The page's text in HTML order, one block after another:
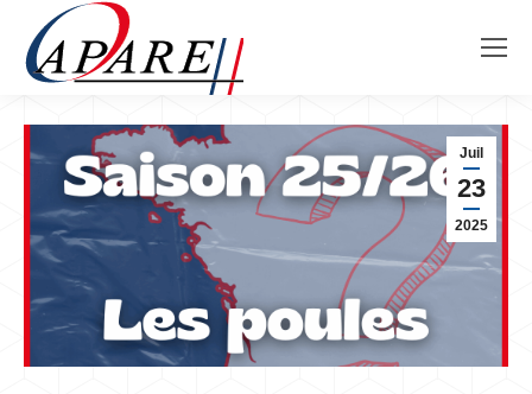
Juil
23
2025